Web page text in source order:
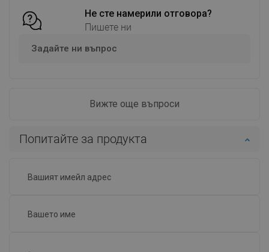
Не сте намерили отговора?
Пишете ни
Задайте ни въпрос
Вижте още въпроси
Попитайте за продукта